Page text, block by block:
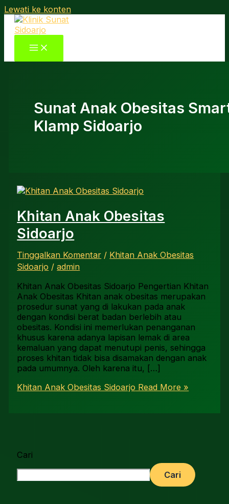
Lewati ke konten
Sunat Anak Obesitas
Klamp Sidoarjo
Khitan Anak Obesitas
Sidoarjo
Tinggalkan Komentar / Khitan Anak Obesitas
Sidoarjo /admin
Khitan Anak Obesitas Sidoarjo Pengertian Khitan
Anak Obesitas Khitan anak obesitas merupakan
prosedur sunat yang di lakukan pada anak
dengan kondisi berat badan berlebih atau
obesitas. Kondisi ini memerlukan penanganan
khusus karena adanya lapisan lemak di area
kemaluan yang dapat menutupi penis, sehingga
proses khitan tidak bisa disamakan dengan anak
pada umumnya. Oleh karena itu, […]
Khitan Anak Obesitas Sidoarjo Read More »
Cari
Cari